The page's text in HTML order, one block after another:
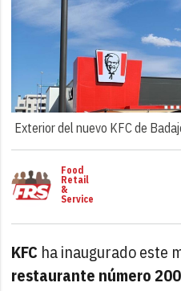
Exterior del nuevo KFC de
Food
Retail
&
Service
KFC ha inaugurado este
restaurante número 200